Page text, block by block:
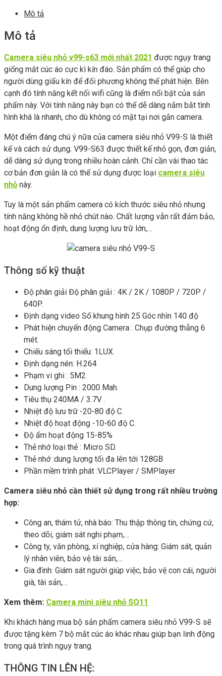
Mô tả
Mô tả
Camera siêu nhỏ v99-s63 mới nhất 2021 được ngụy trang
giống mắt cúc áo cực kì kín đáo. Sản phẩm có thể giúp cho
người dùng giấu kín để đối phương không thể phát hiện. Bên
cạnh đó tính năng kết nối wifi cũng là điểm nổi bật của sản
phẩm này. Với tính năng này bạn có thể dễ dàng nắm bắt tình
hình khá là nhanh, cho dù không có mặt tại nơi gắn camera.
Một điểm đáng chú ý nữa của camera siêu nhỏ V99-S là thiết
kế và cách sử dụng. V99-S63 được thiết kế nhỏ gọn, đơn giản,
dễ dàng sử dụng trong nhiều hoàn cảnh. Chỉ cần vài thao tác
cơ bản đơn giản là có thể sử dụng được loại camera siêu
nhỏ này.
Tuy là một sản phẩm camera có kích thước siêu nhỏ nhưng
tính năng không hề nhỏ chút nào. Chất lượng vẫn rất đảm bảo,
hoạt động ổn định, dung lượng lưu trữ lớn,…
Thông số kỹ thuật
Độ phân giải Độ phân giải : 4K / 2K / 1080P / 720P /
640P.
Định dạng video Số khung hình 25 Góc nhìn 140 độ
Phát hiện chuyển động Camera : Chụp đường thẳng 6
mét.
Chiếu sáng tối thiểu: 1LUX.
Định dạng nén: H.264
Phạm vi ghi : 5M2.
Dung lượng Pin : 2000 Mah.
Tiêu thụ 240MA / 3.7V .
Nhiệt độ lưu trữ -20-80 độ C.
Nhiệt độ hoạt động -10-60 độ C.
Độ ẩm hoạt động 15-85%
Thẻ nhớ loại thẻ : Micro SD.
Thẻ nhớ :dung lượng tối đa lên tới 128GB
Phần mềm trình phát :VLCPlayer / SMPlayer
Camera siêu nhỏ cần thiết sử dụng trong rất nhiều trường
hợp:
Công an, thám tử, nhà báo: Thu thập thông tin, chứng cứ,
theo dõi, giám sát nghi phạm,…
Công ty, văn phòng, xí nghiệp, cửa hàng: Giám sát, quản
lý nhân viên, bảo vệ tài sản,…
Gia đình: Giám sát người giúp việc, bảo vệ con cái, người
già, tài sản,…
Xem thêm: Camera mini siêu nhỏ SQ11
Khi khách hàng mua bộ sản phẩm camera siêu nhỏ V99-S sẽ
được tặng kèm 7 bộ mắt cúc áo khác nhau giúp bạn linh động
trong quá trình ngụy trang.
THÔNG TIN LÊN HỆ: